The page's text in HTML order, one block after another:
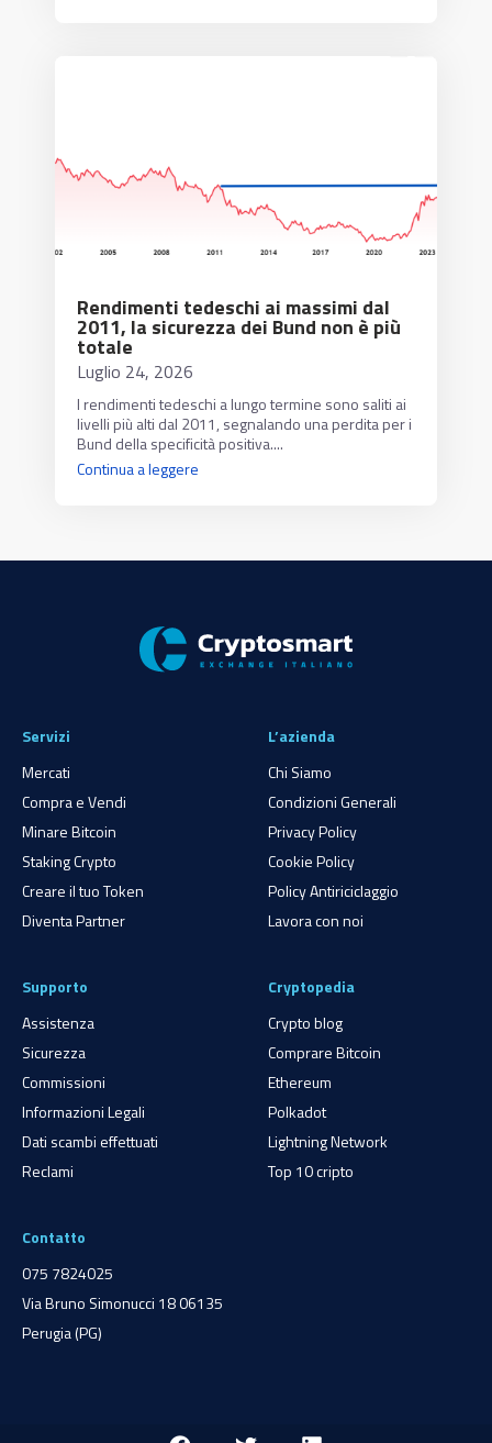
Rendimenti tedeschi ai massimi dal
2011, la sicurezza dei Bund non è più
totale
Luglio 24, 2026
I rendimenti tedeschi a lungo termine sono saliti ai
livelli più alti dal 2011, segnalando una perdita per i
Bund della specificità positiva....
Continua a leggere
Servizi
Mercati
Compra e Vendi
Minare Bitcoin
Staking Crypto
Creare il tuo Token
Diventa Partner
L’azienda
Chi Siamo
Condizioni Generali
Privacy Policy
Cookie Policy
Policy Antiriciclaggio
Lavora con noi
Supporto
Assistenza
Sicurezza
Commissioni
Informazioni Legali
Dati scambi effettuati
Reclami
Cryptopedia
Crypto blog
Comprare Bitcoin
Ethereum
Polkadot
Lightning Network
Top 10 cripto
Contatto
075 7824025
Via Bruno Simonucci 18 06135
Perugia (PG)